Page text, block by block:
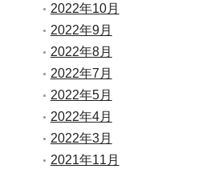
2022年10月
2022年9月
2022年8月
2022年7月
2022年5月
2022年4月
2022年3月
2021年11月